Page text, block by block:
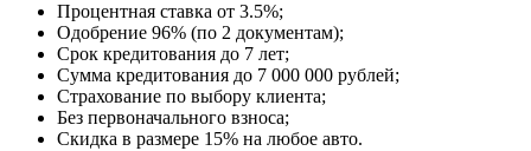
Процентная ставка от 3.5%;
Одобрение 96% (по 2 документам);
Срок кредитования до 7 лет;
Сумма кредитования до 7 000 000 рублей;
Страхование по выбору клиента;
Без первоначального взноса;
Скидка в размере 15% на любое авто.